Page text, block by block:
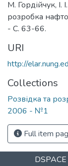
М. Гордійчук,
розробка
- С. 63-66.
URI
http://
Collections
Розвідка та
2006 - №1
Full item
DSPACE